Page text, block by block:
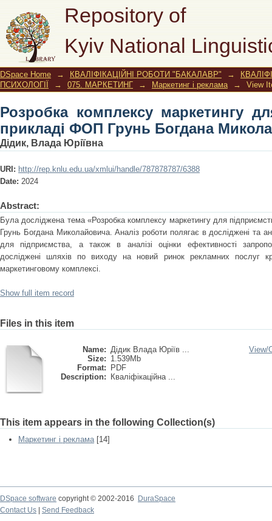
Repository of
Kyiv National
Розробка комплексу маркетингу
Богдана Миколайовича)
DSpace Home → КВАЛІФІКАЦІЙНІ РОБОТИ "БАКАЛАВР" →
ПСИХОЛОГІЇ
→ 075. МАРКЕТИНГ → Маркетинг і реклама → View
Розробка комплексу маркетингу
прикладі ФОП Грунь Богдана
Дідик, Влада Юріївна
URI: http://rep.knlu.edu.ua/xmlui/handle/787878787/6388
Date: 2024
Abstract:
Була досліджена тема «Розробка комплексу маркетингу для
Грунь Богдана Миколайовича. Аналіз роботи полягає в досліджені та
для підприємства, а також в аналізі оцінки ефективності
досліджені шляхів по виходу на новий ринок рекламних послуг
маркетинговому комплексі.
Show full item record
Files in this item
Name: Дідик Влада Юріїв ...
Size: 1.539Mb
Format:
PDF
Description:
Кваліфікаційна ...
View/
This item appears in the following Collection(s)
Маркетинг і реклама[14]
DSpace software copyright © 2002-2016
DuraSpace
Contact Us
Send Feedback